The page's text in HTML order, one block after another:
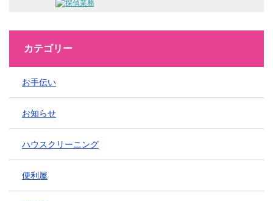
カテゴリー
お手伝い
お知らせ
ハウスクリーニング
便利屋